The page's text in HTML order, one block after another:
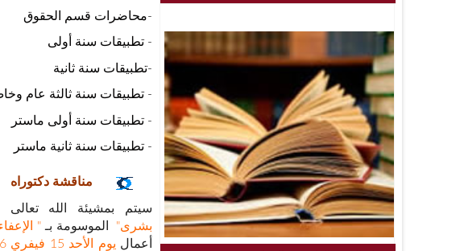
-محاضرات قسم الحقوق
- تطبيقات سنة أولى
-تطبيقات سنة ثانية
- تطبيقات سنة ثالثة عام
- تطبيقات سنة أولى ماستر
- تطبيقات سنة ثانية ماستر
مناقشة دكتوراه
سيتم بمشيئة الله تعالى
بشرى"
الموسومة بـ "
أعمال يوم الأحد 15 فيفري 2026